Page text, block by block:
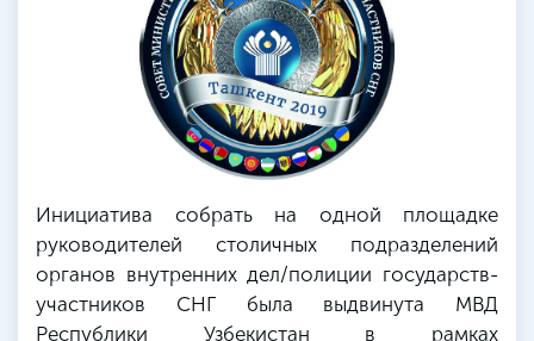
Инициатива собрать на одной площадке
руководителей столичных подразделений
органов внутренних дел/полиции государств-
участников СНГ была выдвинута МВД
Республики Узбекистан в рамках